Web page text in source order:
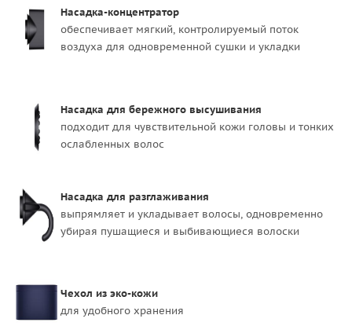
Насадка-концентратор
обеспечивает мягкий, контролируемый поток
воздуха для одновременной сушки и укладки
Насадка для бережного высушивания
подходит для чувствительной кожи головы и тонких
ослабленных волос
Насадка для разглаживания
выпрямляет и укладывает волосы, одновременно
убирая пушащиеся и выбивающиеся волоски
Чехол из эко-кожи
для удобного хранения